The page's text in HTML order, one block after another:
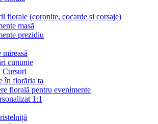
florale (coronițe, cocarde și corsaje)
masă
prezidiu
mireasă
cununie
Cursuri
în florăria ta
florală pentru evenimente
1:1